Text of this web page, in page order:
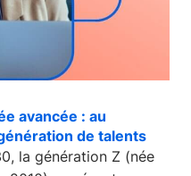
avancée : au
de talents
la génération Z (née